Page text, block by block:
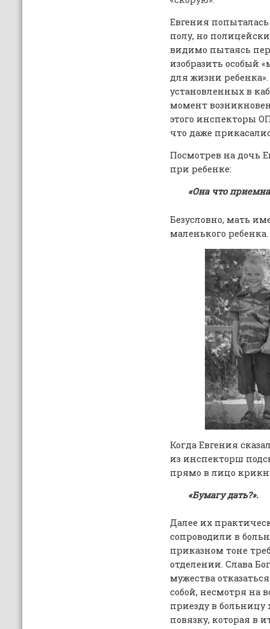
Евгения
полу, но
видимо пытаясь
изобразить особый
для жизни
установленных в
момент
этого инспекторы
что даже
Посмотрев на дочь
при ребенке:
«Она что
Безусловно, мать
маленького ребенка.
Когда Евгения
из инспекторш
прямо в лицо
«Бумагу дать?».
Далее их
сопроводили в
приказном тоне
отделении. Слава
мужества
собой, несмотря на
приезду в
повязку, которая в